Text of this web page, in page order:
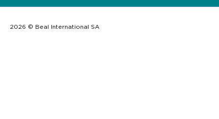
2026 © Beal International SA